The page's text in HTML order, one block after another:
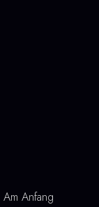
Anfang